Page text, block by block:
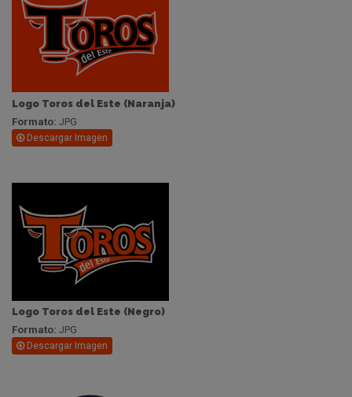
Logo Toros del Este (Naranja)
Formato: JPG
Descargar Imagen
Logo Toros del Este (Negro)
Formato: JPG
Descargar Imagen